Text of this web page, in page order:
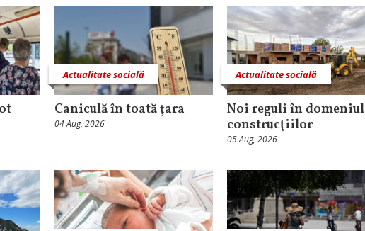
Actualitate socială
Caniculă în toată ţara
04 Aug, 2026
Actualitate socială
Noi reguli în domeniul
construcţiilor
05 Aug, 2026